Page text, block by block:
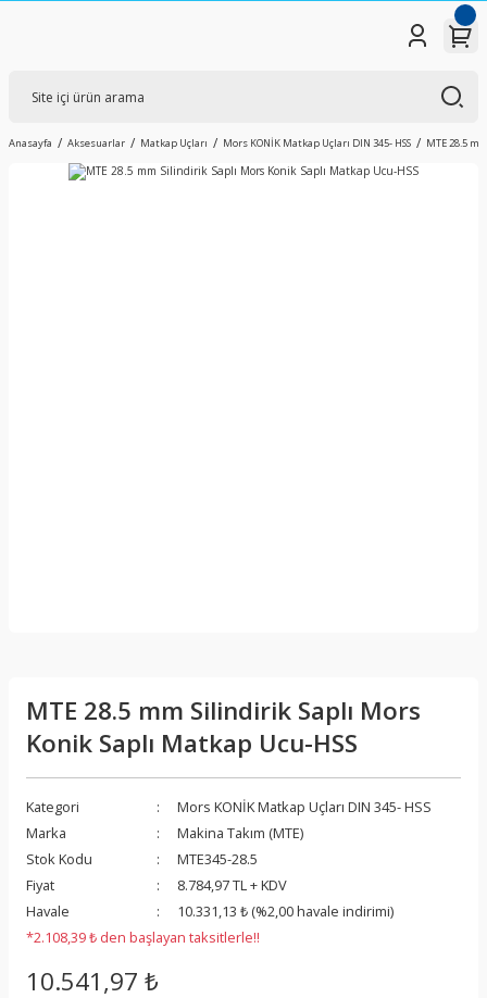
Anasayfa Aksesuarlar Matkap Uçları Mors KONİK Matkap Uçları DIN 345- HSS MTE 28.5
MTE 28.5 mm Silindirik Saplı Mors
Konik Saplı Matkap Ucu-HSS
Kategori
Mors KONİK Matkap Uçları DIN 345- HSS
Marka
Makina Takım (MTE)
Stok Kodu
MTE345-28.5
Fiyat
8.784,97 TL + KDV
Havale
10.331,13 ₺ (%2,00 havale indirimi)
*2.108,39 ₺ den başlayan taksitlerle!!
10.541,97 ₺